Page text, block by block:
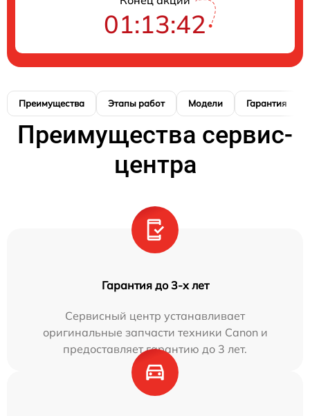
01:13:41
Преимущества Этапы работ Модели Гарантия
Преимущества сервис-
центра
Гарантия до 3-х лет
Сервисный центр устанавливает
оригинальные запчасти техники Canon и
предоставляет гарантию до 3 лет.